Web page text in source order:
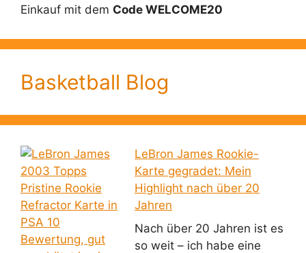
Einkauf mit dem Code WELCOME20
Basketball Blog
LeBron James Rookie-
Karte gegradet: Mein
Highlight nach über 20
Jahren
Nach über 20 Jahren ist es
so weit – ich habe eine